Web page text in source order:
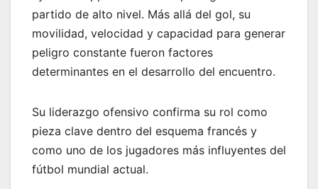
partido de alto nivel. Más allá del gol, su
movilidad, velocidad y capacidad para generar
peligro constante fueron factores
determinantes en el desarrollo del encuentro.
Su liderazgo ofensivo confirma su rol como
pieza clave dentro del esquema francés y
como uno de los jugadores más influyentes del
fútbol mundial actual.